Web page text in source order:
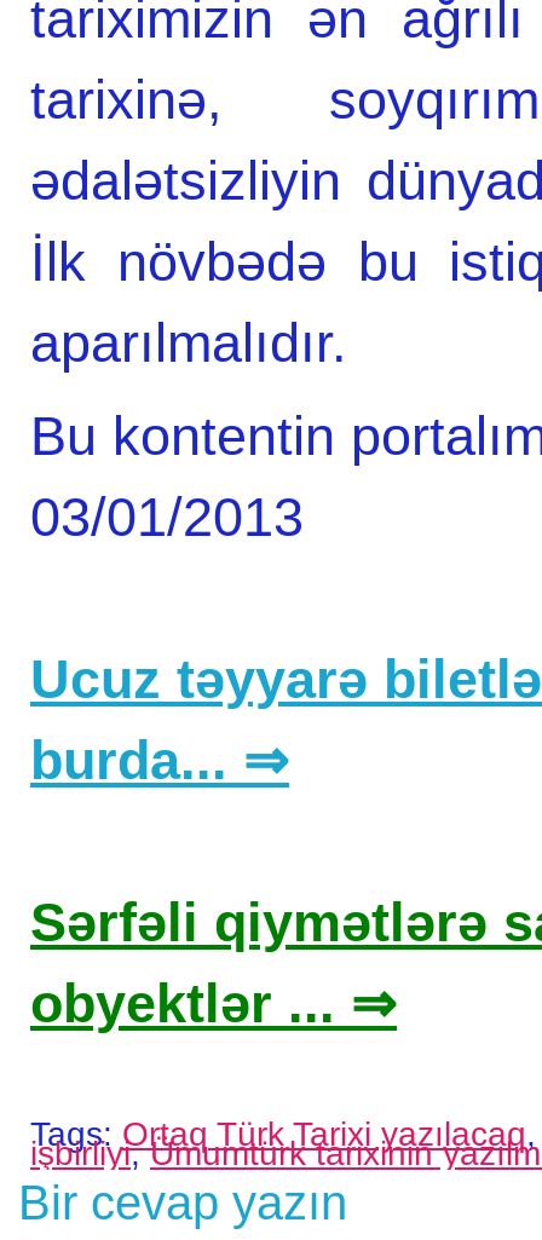
tariximizin ən
tarixinə,
ədalətsizliyin
İlk növbədə bu
aparılmalıdır.
Bu kontentin
03/01/2013
Ucuz təyyarə
burda... ⇒
Sərfəli qiymətlərə
obyektlər ... ⇒
Tags: Ortaq Türk Tarixi yazılacaq
işbirliyi,Ümumtürk tarixinin
Bir cevap yazın